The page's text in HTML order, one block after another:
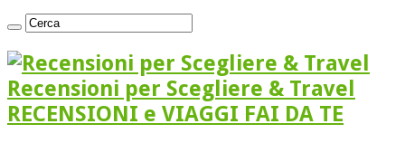
Recensioni per Scegliere & Travel
RECENSIONI e VIAGGI FAI DA TE